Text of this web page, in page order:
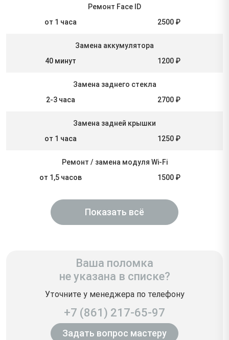
Ремонт Face ID
от 1 часа
2500 ₽
Замена аккумулятора
40 минут
1200 ₽
Замена заднего стекла
2-3 часа
2700 ₽
Замена задней крышки
от 1 часа
1250 ₽
Ремонт / замена модуля Wi-Fi
от 1,5 часов
1500 ₽
Показать всё
Ваша поломка
не указана в списке?
Уточните у менеджера по телефону
+7 (861) 217-65-97
Задать вопрос мастеру